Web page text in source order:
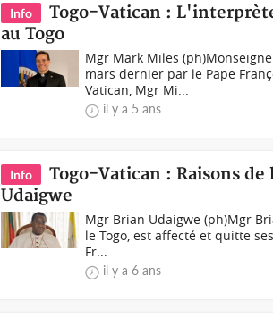
Info
Togo-Vatican :
au Togo
Mgr Mark Miles
mars dernier par le Pape
Vatican, Mgr Mi...
il y a 5 ans
Info
Togo-Vatican : Raisons
Udaigwe
Mgr Brian Udaigwe (ph)Mgr
le Togo, est affecté et quitte
Fr...
il y a 6 ans